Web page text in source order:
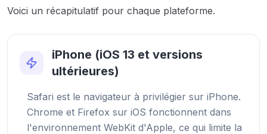
Voici un récapitulatif pour chaque plateforme.
iPhone (iOS 13 et versions
ultérieures)
Safari est le navigateur à privilégier sur iPhone.
Chrome et Firefox sur iOS fonctionnent dans
l'environnement WebKit d'Apple, ce qui limite la